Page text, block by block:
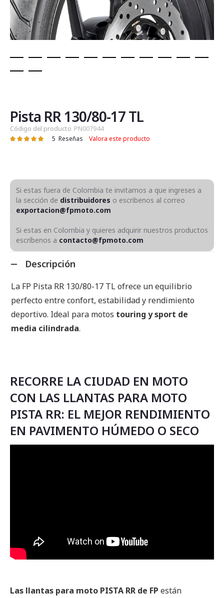
de
la
galería
de
Pista RR 130/80-17 TL
Código del producto PN007944
Valoración: 5 Reseñas Valora este producto
Si estas fuera de Colombia te invitamos a que ingreses a
la sección de distribuidores o escribenos al correo
exportacion@fpmoto.com
Si estas en Colombia y quieres adquirir nuestros productos
escríbenos a contacto@fpmoto.com
Descripción
La FP Pista RR 130/80-17 TL ofrece un equilibrio
perfecto entre confort, estabilidad y rendimiento
deportivo. Ideal para motos touring y sport de
media cilindrada.
RECORRE LA CIUDAD EN MOTO
CON LAS LLANTAS PARA MOTO
PISTA RR: EL MEJOR RENDIMIENTO
EN PAVIMENTO HÚMEDO O SECO
Las llantas para moto PISTA RR de FP están